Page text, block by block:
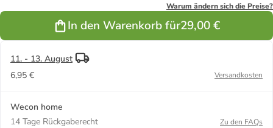
Kupfer RotWarum ändern sich die Preise?
In den Warenkorb für29,00 €
11. - 13. August
6,95 €
Versandkosten
Wecon home
14 Tage Rückgaberecht
Zu den FAQs